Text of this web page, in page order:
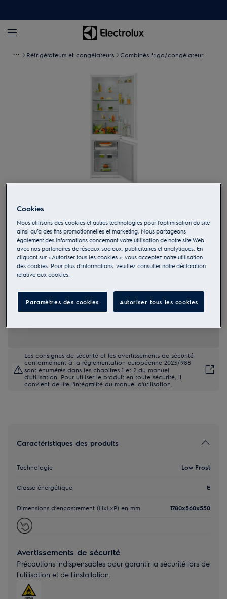
Réfrigérateurs et congélateurs Combinés frigo/congélateur
KNA6LE18S
600 LowFrost CoolAssist® Frigo-
congélateur encastrable 178 cm
1.049,00 €
Les consignes de sécurité et les avertissements de sécurité
conformément à la réglementation européenne 2023/988
sont énumérés dans les chapitres 1 et 2 du manuel
d'utilisation. Pour utiliser le produit en toute sécurité, il
convient de lire l'intégralité du manuel d'utilisation.
Caractéristiques des produits
Technologie Low Frost
Classe énergétique E
Dimensions d’encastrement (HxLxP) en mm 1780x560x550
Avertissements de sécurité
Précautions indispensables pour garantir la sécurité lors de
l'utilisation et de l'installation.
Cookies
Nous utilisons des cookies et autres technologies pour l’optimisation du site
ainsi qu’à des fins promotionnelles et marketing. Nous partageons
également des informations concernant votre utilisation de notre site Web
avec nos partenaires de réseaux sociaux, publicitaires et analytiques. En
cliquant sur « Autoriser tous les cookies », vous acceptez notre utilisation
des cookies. Pour plus d'informations, veuillez consulter notre déclaration
relative aux cookies.
Paramètres des cookies Autoriser tous les cookies